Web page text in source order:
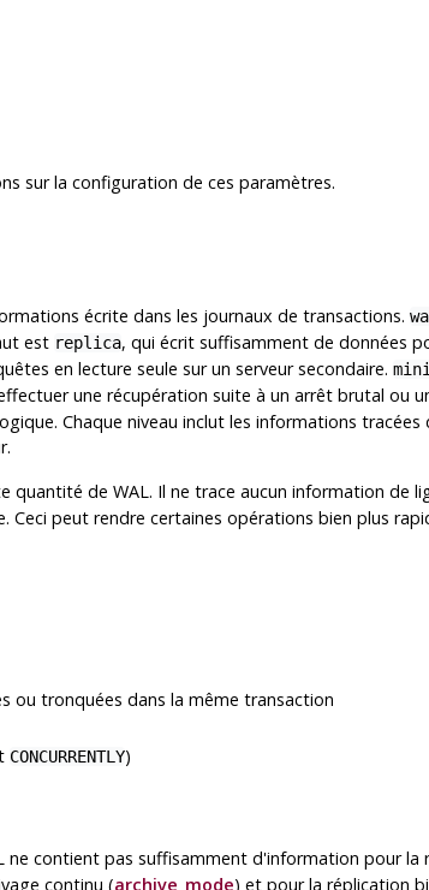
sur la configuration de ces paramètres.
écrite dans les journaux de transactions.
est replica, qui écrit suffisamment de données
en lecture seule sur un serveur secondaire.
une récupération suite à un arrêt brutal ou
Chaque niveau inclut les informations
quantité de WAL. Il ne trace aucun information de
Ceci peut rendre certaines opérations bien plus
ou tronquées dans la même transaction
CONCURRENTLY)
ne contient pas suffisamment d'information pour la
continu (archive_mode) et pour la réplication